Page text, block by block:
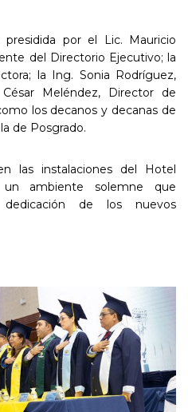
por el Lic. Mauricio
del Directorio Ejecutivo; la
la Ing. Sonia Rodríguez,
Meléndez, Director de
los decanos y decanas de
de Posgrado.
las instalaciones del Hotel
ambiente solemne que
de los nuevos